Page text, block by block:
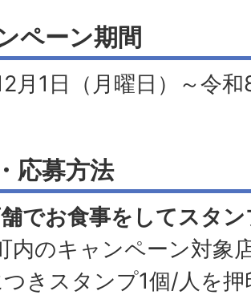
ペーン期間
月1日（月曜日）～令
応募方法
でお食事をしてスタ
のキャンペーン対象
きスタンプ1個/人を